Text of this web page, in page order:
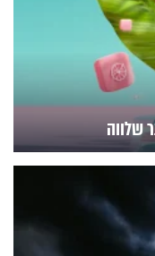
שלווה